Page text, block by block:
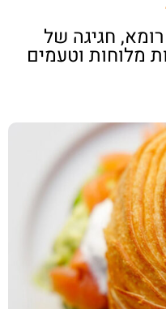
חגיגה של
מלוחות וטעמים